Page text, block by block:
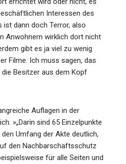
Interessen des
dann doch Terror, also
Anwohnern wirklich dort nicht
gibt es ja viel zu wenig
Filme. Ich muss sagen, das
Besitzer aus dem Kopf
Auflagen in der
»„Darin sind 65 Einzelpunkte
Umfang der Akte deutlich,
den Nachbarschaftsschutz
für alle Seiten und